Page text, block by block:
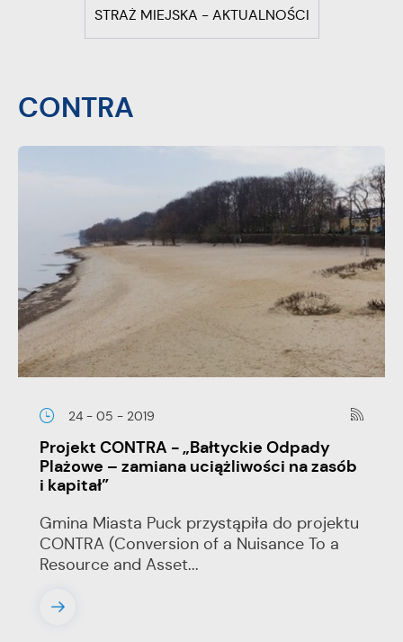
STRAŻ MIEJSKA - AKTUALNOŚCI
CONTRA
24 - 05 - 2019
Projekt CONTRA - „Bałtyckie Odpady
Plażowe – zamiana uciążliwości na zasób
i kapitał”
Gmina Miasta Puck przystąpiła do projektu
CONTRA (Conversion of a Nuisance To a
Resource and Asset...